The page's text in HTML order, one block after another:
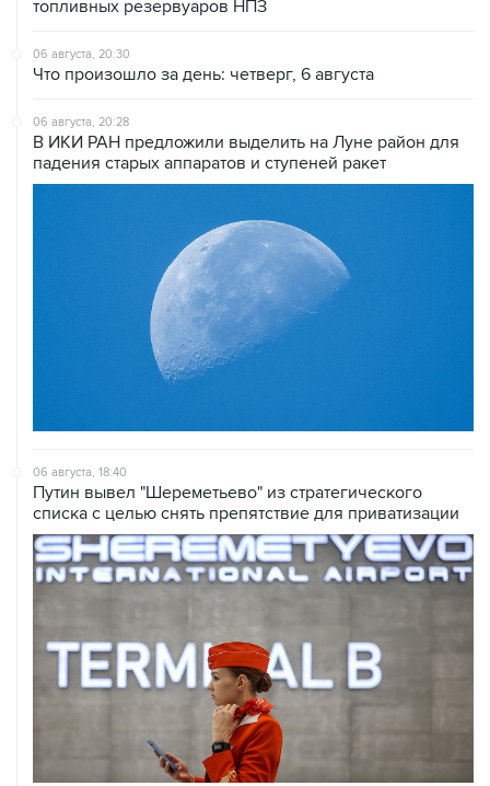
топливных резервуаров НПЗ
06 августа, 20:30
Что произошло за день: четверг, 6 августа
06 августа, 20:28
В ИКИ РАН предложили выделить на Луне район для
падения старых аппаратов и ступеней ракет
06 августа, 18:40
Путин вывел "Шереметьево" из стратегического
списка с целью снять препятствие для приватизации